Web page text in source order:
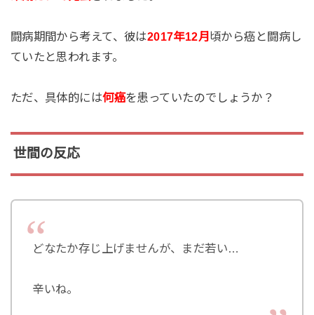
闘病期間から考えて、彼は2017年12月 頃から癌と闘病し
ていたと思われます。
ただ、具体的には何癌を患っていたのでしょうか？
世間の反応
どなたか存じ上げませんが、まだ若い…
辛いね。